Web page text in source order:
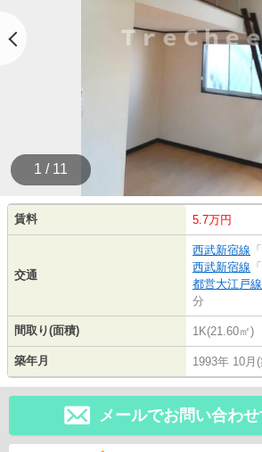
1 / 11
賃料 5.7万円
交通
西武新宿線 「
西武新宿線 「
都営大江戸線
分
間取り(面積) 1K(21.60㎡)
築年月 1993年 10月
メールでお問い合わ